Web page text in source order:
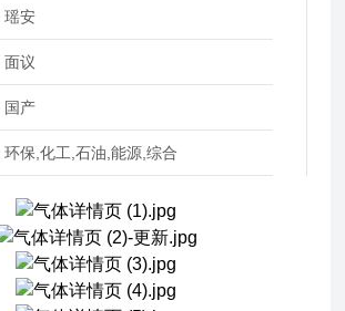
瑶安
面议
国产
环保,化工,石油,能源,综合